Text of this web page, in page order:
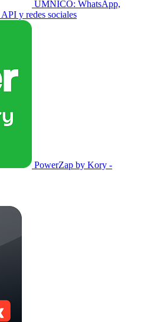
UMNICO: WhatsApp,
y redes sociales
PowerZap by Kory -